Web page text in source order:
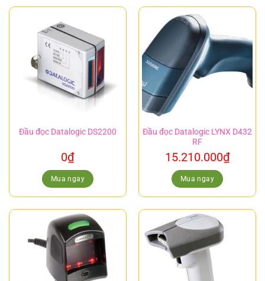
Đầu đọc Datalogic DS2200
0₫
Mua ngay
Đầu đọc Datalogic LYNX D432
RF
15.210.000₫
Mua ngay